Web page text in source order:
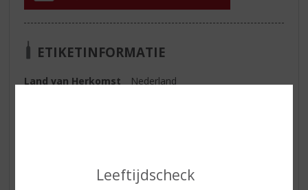
Leeftijdscheck
ETIKETINFORMATIE
Land van Herkomst
Nederland